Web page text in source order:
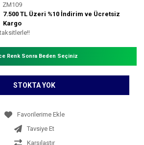
ZM109
7.500 TL Üzeri %10 İndirim ve Ücretsiz
Kargo
Renk Sonra Beden Seçiniz
STOKTA YOK
Tavsiye Et
Karşılaştır